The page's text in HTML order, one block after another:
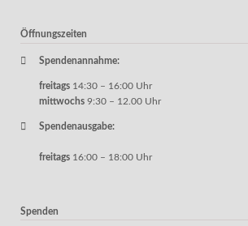
Öffnungszeiten
Spendenannahme:
freitags 14:30 – 16:00 Uhr
mittwochs 9:30 – 12.00 Uhr
Spendenausgabe:
freitags 16:00 – 18:00 Uhr
Spenden